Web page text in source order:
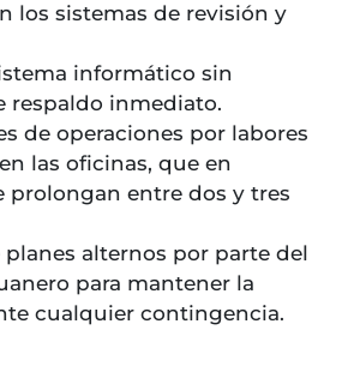
los sistemas de revisión y
informático sin
respaldo inmediato.
de operaciones por labores
las oficinas, que en
prolongan entre dos y tres
planes alternos por parte del
para mantener la
cualquier contingencia.